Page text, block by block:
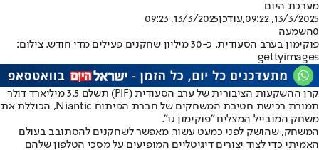
מערכת היום
13/3/2025, 09:22
,עודכן13/3/2025, 09:23
0השמעה
פוקימון בערב הסעודית. כ-30 מיליון שחקנים פעילים מדי חודש. צילום:
gettyimages
קרן ההשקעות הציבורית של ערב הסעודית (PIF) תשלם 3.5 מיליארד דולר
תמורת רכישת חטיבת המשחקים של חברת הפיתוח Niantic, הכוללת את
משחק המובייל המצליח "פוקימון גו".
המשחק, שהושק לפני כמעט עשור, מאפשר לשחקנים להסתובב בעולם
האמיתי כדי לצוד יצורים דיגיטליים המופיעים על מסכי הטלפון שלהם